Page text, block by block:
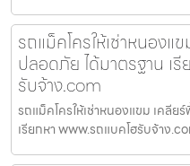
รถแม็คโครให้เช่าหนองแ
ปลอดภัย ได้มาตรฐาน เ
รับจ้าง.com
รถแม็คโครให้เช่าหนองแขม เคลี
เรียกหา www.รถแบคโฮรับจ้าง